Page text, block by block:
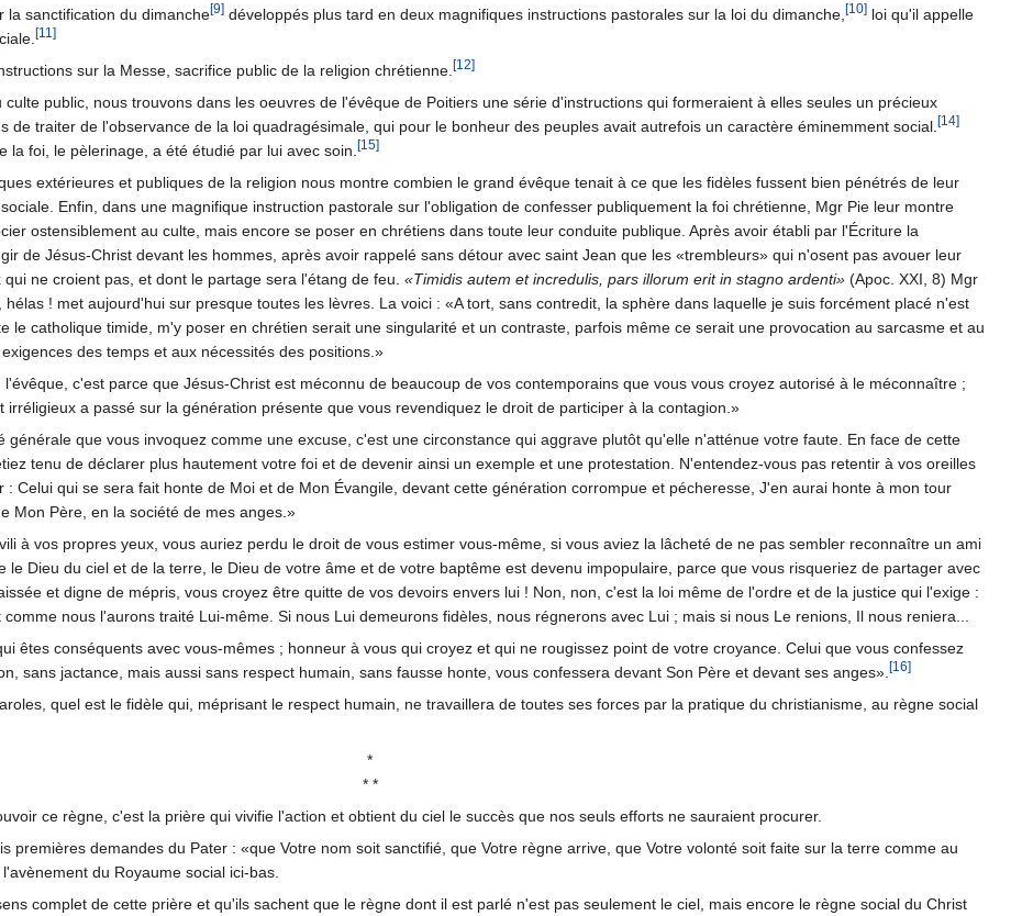
la sanctification du dimanche[9] développés plus tard en deux magnifiques instructions pastorales sur la loi du dimanche, [10] loi qu'il appelle
[11]
sur la Messe, sacrifice public de la religion chrétienne. [12]
public, nous trouvons dans les oeuvres de l'évêque de Poitiers une série d'instructions qui formeraient à elles seules un précieux
de traiter de l'observance de la loi quadragésimale, qui pour le bonheur des peuples avait autrefois un caractère éminemment social. [14]
la foi, le pèlerinage, a été étudié par lui avec soin. [15]
extérieures et publiques de la religion nous montre combien le grand évêque tenait à ce que les fidèles fussent bien pénétrés de leur
Enfin, dans une magnifique instruction pastorale sur l'obligation de confesser publiquement la foi chrétienne, Mgr Pie leur montre
ostensiblement au culte, mais encore se poser en chrétiens dans toute leur conduite publique. Après avoir établi par l'Écriture la
de Jésus-Christ devant les hommes, après avoir rappelé sans détour avec saint Jean que les «trembleurs» qui n'osent pas avouer leur
ne croient pas, et dont le partage sera l'étang de feu. «Timidis autem et incredulis, pars illorum erit in stagno ardenti» (Apoc. XXI, 8) Mgr
! met aujourd'hui sur presque toutes les lèvres. La voici : «A tort, sans contredit, la sphère dans laquelle je suis forcément placé n'est
le catholique timide, m'y poser en chrétien serait une singularité et un contraste, parfois même ce serait une provocation au sarcasme et au
des temps et aux nécessités des positions.»
c'est parce que Jésus-Christ est méconnu de beaucoup de vos contemporains que vous vous croyez autorisé à le méconnaître ;
a passé sur la génération présente que vous revendiquez le droit de participer à la contagion.»
générale que vous invoquez comme une excuse, c'est une circonstance qui aggrave plutôt qu'elle n'atténue votre faute. En face de cette
tenu de déclarer plus hautement votre foi et de devenir ainsi un exemple et une protestation. N'entendez-vous pas retentir à vos oreilles
: Celui qui se sera fait honte de Moi et de Mon Évangile, devant cette génération corrompue et pécheresse, J'en aurai honte à mon tour
Mon Père, en la société de mes anges.»
à vos propres yeux, vous auriez perdu le droit de vous estimer vous-même, si vous aviez la lâcheté de ne pas sembler reconnaître un ami
le Dieu du ciel et de la terre, le Dieu de votre âme et de votre baptême est devenu impopulaire, parce que vous risqueriez de partager avec
et digne de mépris, vous croyez être quitte de vos devoirs envers lui ! Non, non, c'est la loi même de l'ordre et de la justice qui l'exige :
nous l'aurons traité Lui-même. Si nous Lui demeurons fidèles, nous régnerons avec Lui ; mais si nous Le renions, Il nous reniera...
êtes conséquents avec vous-mêmes ; honneur à vous qui croyez et qui ne rougissez point de votre croyance. Celui que vous confessez
sans jactance, mais aussi sans respect humain, sans fausse honte, vous confessera devant Son Père et devant ses anges». [16]
quel est le fidèle qui, méprisant le respect humain, ne travaillera de toutes ses forces par la pratique du christianisme, au règne social
*
* *
ce règne, c'est la prière qui vivifie l'action et obtient du ciel le succès que nos seuls efforts ne sauraient procurer.
premières demandes du Pater : «que Votre nom soit sanctifié, que Votre règne arrive, que Votre volonté soit faite sur la terre comme au
du Royaume social ici-bas.
complet de cette prière et qu'ils sachent que le règne dont il est parlé n'est pas seulement le ciel, mais encore le règne social du Christ